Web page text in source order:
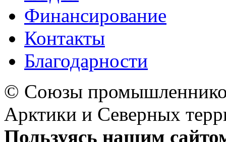
Финансирование
Контакты
Благодарности
© Союзы
Арктики и Северных
Пользуясь нашим